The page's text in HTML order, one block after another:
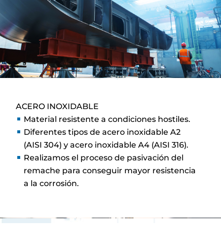
ACERO INOXIDABLE
Material resistente a condiciones hostiles.
Diferentes tipos de acero inoxidable A2
(AISI 304) y acero inoxidable A4 (AISI 316).
Realizamos el proceso de pasivación del
remache para conseguir mayor resistencia
a la corrosión.